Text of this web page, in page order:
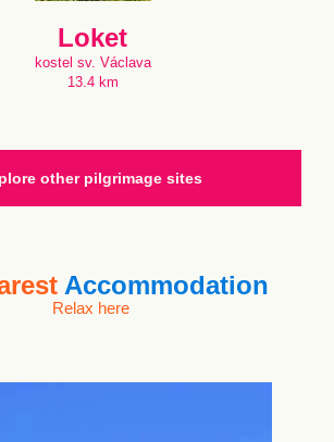
Loket
kostel sv. Václava
13.4 km
other pilgrimage sites
Accommodation
Relax here